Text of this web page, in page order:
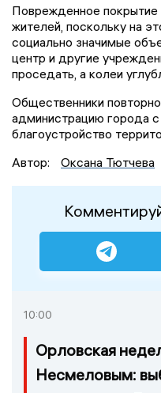
Поврежденное
жителей, поскольку на
социально значимые
центр и другие
проседать, а колеи
Общественники
администрацию города
благоустройство
Автор:
Оксана Тютчева
10:00
Орловская
Несмеловым: